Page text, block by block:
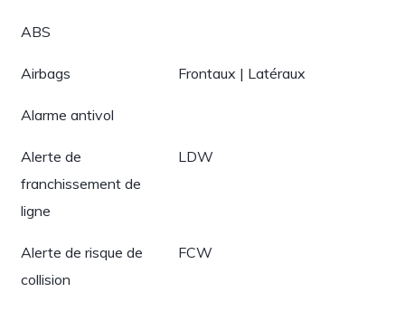
ABS
Airbags Frontaux | Latéraux
Alarme antivol
Alerte de
franchissement de
ligne
LDW
Alerte de risque de
collision
FCW